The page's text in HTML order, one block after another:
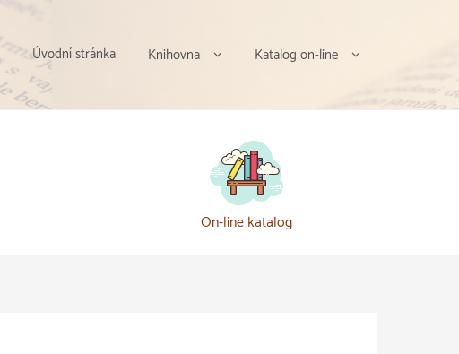
Úvodní stránka Knihovna Katalog on-line
On-line katalog